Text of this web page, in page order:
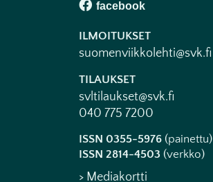
ILMOITUKSET
suomenviikkolehti@svk.fi
TILAUKSET
svltilaukset@svk.fi
040 775 7200
ISSN 0355-5976 (painettu)
ISSN 2814-4503 (verkko)
> Mediakortti